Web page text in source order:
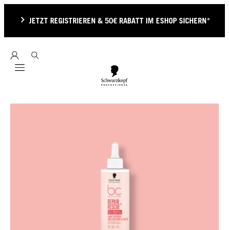
JETZT REGISTRIEREN & 50€ RABATT IM ESHOP SICHERN*
Mobile navigation